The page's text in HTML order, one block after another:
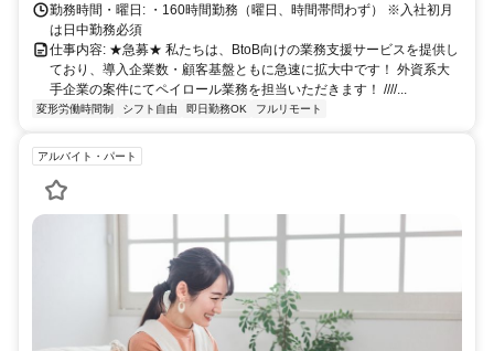
勤務時間・曜日: ・160時間勤務（曜日、時間帯問わず） ※入社初月
は日中勤務必須
仕事内容: ★急募★ 私たちは、BtoB向けの業務支援サービスを提供し
ており、導入企業数・顧客基盤ともに急速に拡大中です！ 外資系大
手企業の案件にてペイロール業務を担当いただきます！ ////...
変形労働時間制 シフト自由 即日勤務OK フルリモート
アルバイト・パート